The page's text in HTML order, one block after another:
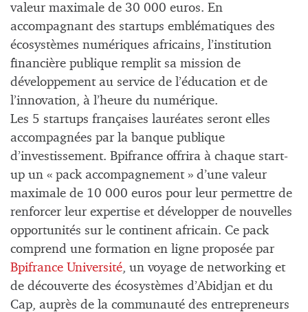
valeur maximale de 30 000 euros. En
accompagnant des startups emblématiques des
écosystèmes numériques africains, l’institution
financière publique remplit sa mission de
développement au service de l’éducation et de
l’innovation, à l’heure du numérique.
Les 5 startups françaises lauréates seront elles
accompagnées par la banque publique
d’investissement. Bpifrance offrira à chaque start-
up un « pack accompagnement » d’une valeur
maximale de 10 000 euros pour leur permettre de
renforcer leur expertise et développer de nouvelles
opportunités sur le continent africain. Ce pack
comprend une formation en ligne proposée par
Bpifrance Université , un voyage de networking et
de découverte des écosystèmes d’Abidjan et du
Cap, auprès de la communauté des entrepreneurs